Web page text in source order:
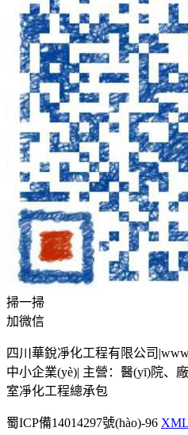
掃一掃
加微信
四川華銳凈化工程有限公司
中小企業(yè)| 主營：醫(yī)院、
室凈化工程總承包
蜀ICP備14014297號(hào)-96